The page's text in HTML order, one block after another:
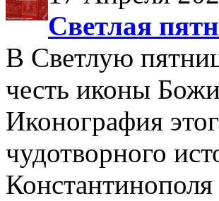
Светлая
В Светлую
честь иконы
Иконография
чудотворного